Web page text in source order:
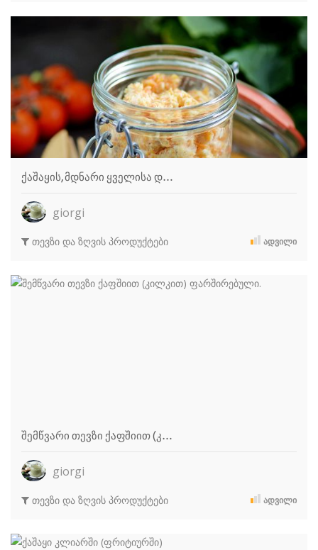
ქაშაყის, მდნარი ყველისა დ…
giorgi
თევზი და ზღვის პროდუქტები ᲐᲓᲕᲘᲚᲘ
შემწვარი თევზი ქაფშიით (კ…
giorgi
თევზი და ზღვის პროდუქტები ᲐᲓᲕᲘᲚᲘ